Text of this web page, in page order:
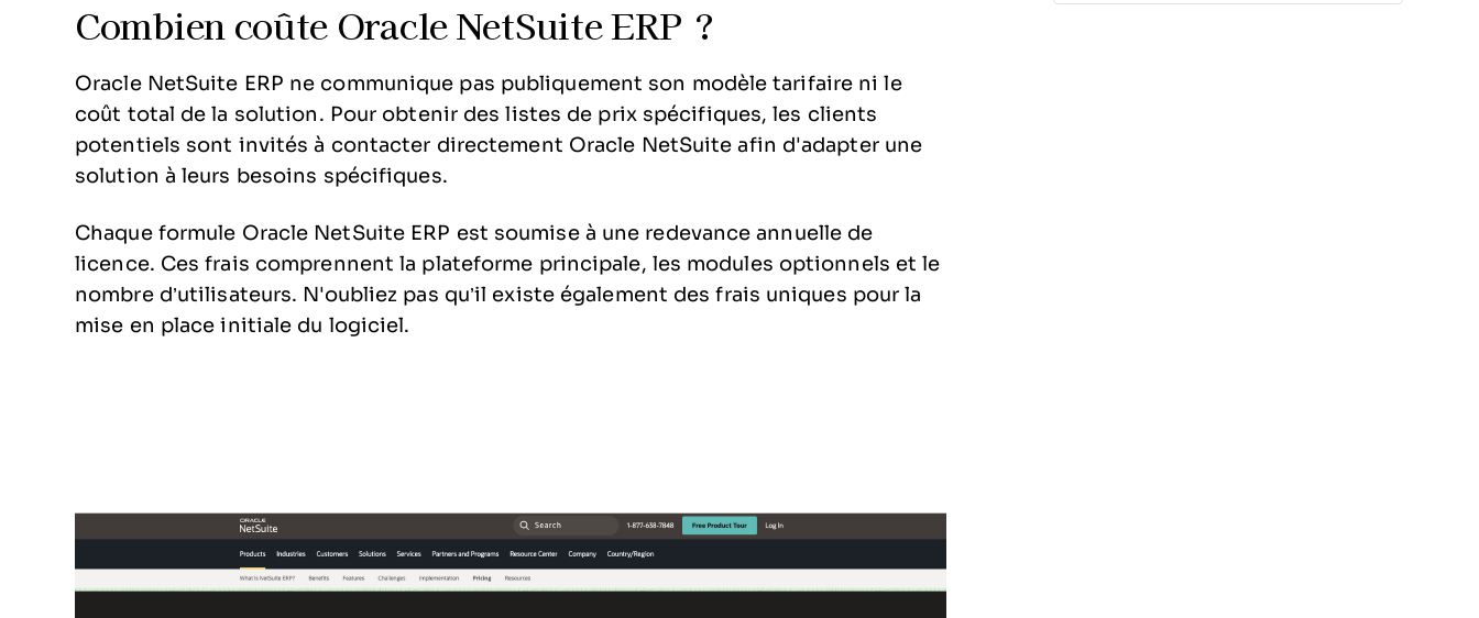
Combien coûte Oracle NetSuite ERP ?
Oracle NetSuite ERP ne communique pas publiquement son modèle tarifaire ni le
coût total de la solution. Pour obtenir des listes de prix spécifiques, les clients
potentiels sont invités à contacter directement Oracle NetSuite afin d'adapter une
solution à leurs besoins spécifiques.
Chaque formule Oracle NetSuite ERP est soumise à une redevance annuelle de
licence. Ces frais comprennent la plateforme principale, les modules optionnels et le
nombre d’utilisateurs. N'oubliez pas qu’il existe également des frais uniques pour la
mise en place initiale du logiciel.